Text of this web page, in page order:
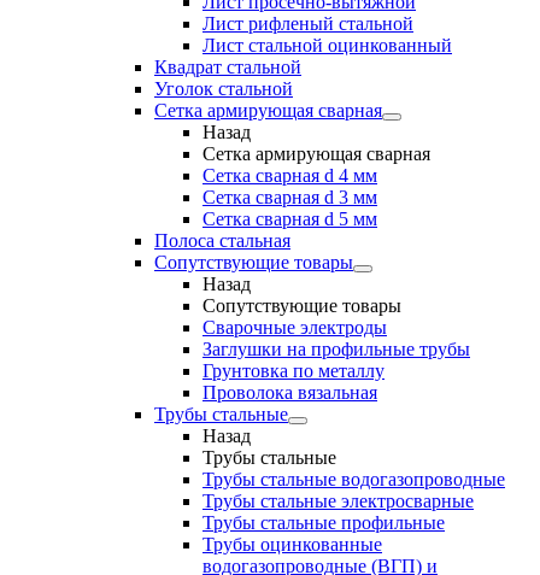
Лист рифленый стальной
Лист стальной оцинкованный
Квадрат стальной
Уголок стальной
Сетка армирующая сварная
Назад
Сетка армирующая сварная
Сетка сварная d 4 мм
Сетка сварная d 3 мм
Сетка сварная d 5 мм
Полоса стальная
Сопутствующие товары
Назад
Сопутствующие товары
Сварочные электроды
Заглушки на профильные трубы
Грунтовка по металлу
Проволока вязальная
Трубы стальные
Назад
Трубы стальные
Трубы стальные водогазопроводные
Трубы стальные электросварные
Трубы стальные профильные
Трубы оцинкованные
водогазопроводные (ВГП) и